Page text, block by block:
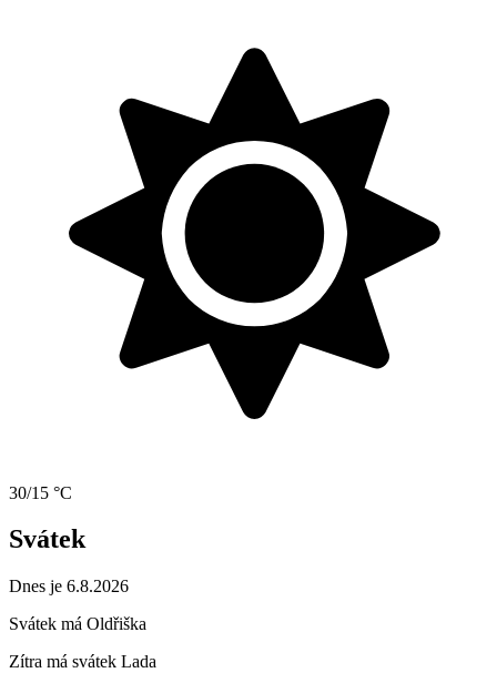
30/15 °C
Svátek
Dnes je 6.8.2026
Svátek má Oldřiška
Zítra má svátek Lada